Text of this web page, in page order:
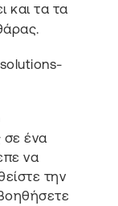
και τα τα
ένα
να
την